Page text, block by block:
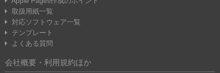
取扱用紙一覧
対応ソフトウェア一覧
テンプレート
よくある質問
会社概要・利用規約ほか